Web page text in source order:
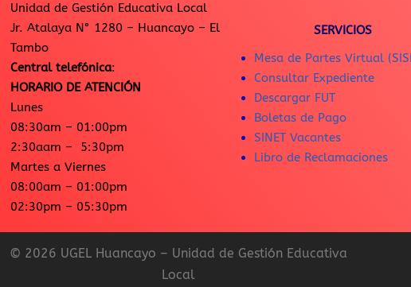
Unidad de Gestión Educativa Local
Jr. Atalaya N° 1280 – Huancayo – El
Tambo
Central telefónica:
HORARIO DE ATENCIÓN
Lunes
08:30am – 01:00pm
2:30aam – 5:30pm
Martes a Viernes
08:00am – 01:00pm
02:30pm – 05:30pm
SERVICIOS
Mesa de Partes Virtual
Consultar Expediente
Descargar FUT
Boletas de Pago
SINET Vacantes
Libro de Reclamaciones
© 2026 UGEL Huancayo – Unidad de Gestión Educativa
Local